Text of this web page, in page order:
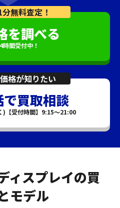
無料査定！
を調べる
時間受付中！
格が知りたい
で買取相談
)【受付時間】9:15～21:00
ィスプレイの買
モデル